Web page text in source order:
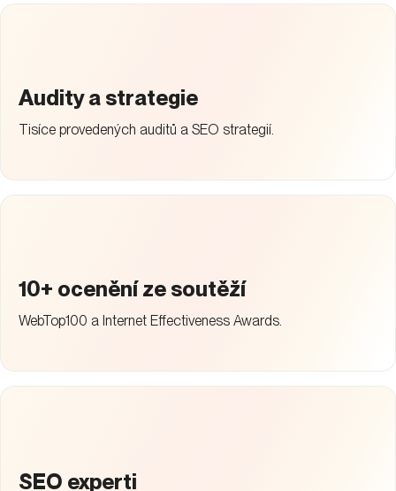
Audity a strategie
Tisíce provedených auditů a SEO strategií.
10+ ocenění ze soutěží
WebTop100 a Internet Effectiveness Awards.
SEO experti